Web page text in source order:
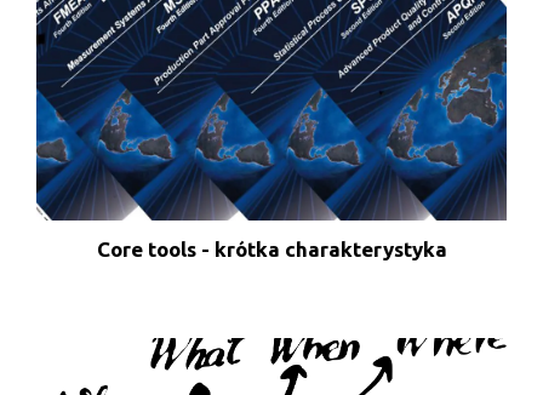
Core tools - krótka charakterystyka